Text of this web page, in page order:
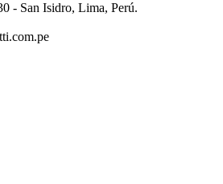
- San Isidro, Lima, Perú.